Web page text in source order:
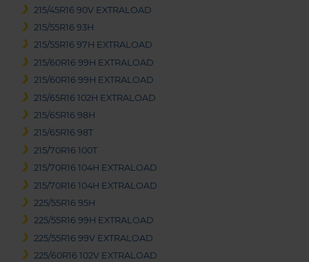
215/45R16 90V EXTRALOAD
215/55R16 93H
215/55R16 97H EXTRALOAD
215/60R16 99H EXTRALOAD
215/60R16 99H EXTRALOAD
215/65R16 102H EXTRALOAD
215/65R16 98H
215/65R16 98T
215/70R16 100T
215/70R16 104H EXTRALOAD
215/70R16 104H EXTRALOAD
225/55R16 95H
225/55R16 99H EXTRALOAD
225/55R16 99V EXTRALOAD
225/60R16 102V EXTRALOAD